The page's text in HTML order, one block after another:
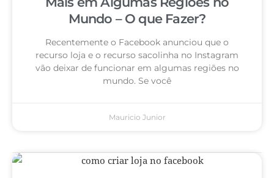
Mundo – O que Fazer?
Recentemente o Facebook anunciou que o
recurso loja e o recurso sacolinha no Instagram
vão deixar de funcionar em algumas regiões no
mundo. Se você
Mauricio Junior